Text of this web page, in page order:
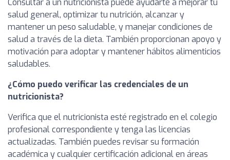
Consultar a un nutricionista puede ayudarte a mejorar tu
salud general, optimizar tu nutrición, alcanzar y
mantener un peso saludable, y manejar condiciones de
salud a través de la dieta. También proporcionan apoyo y
motivación para adoptar y mantener hábitos alimenticios
saludables.
¿Cómo puedo verificar las credenciales de un
nutricionista?
Verifica que el nutricionista esté registrado en el colegio
profesional correspondiente y tenga las licencias
actualizadas. También puedes revisar su formación
académica y cualquier certificación adicional en áreas